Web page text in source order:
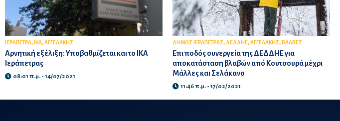
ΙΕΡΑΠΕΤΡΑ, ΙΚΑ,ΑΓΓΕΛΑΚΗΣ
Αρνητική εξέλιξη: Υποβαθμίζεται και το ΙΚΑ
Ιεράπετρας
08:01 π.μ. - 14/07/2021
ΔΗΜΟΣ ΙΕΡΑΠΕΤΡΑΣ, ΔΕΔΔΗΕ,ΑΓΓΕΛΑΚΗΣ, ΒΛΑΒΕΣ
Επι ποδός συνεργεία της ΔΕΔΔΗΕ για
αποκατάσταση βλαβών από Κουτσουρά μέχρι
Μάλλες και Σελάκανο
11:46 π.μ. - 17/02/2021